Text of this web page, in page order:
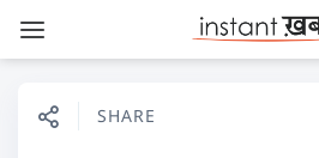
SHARE